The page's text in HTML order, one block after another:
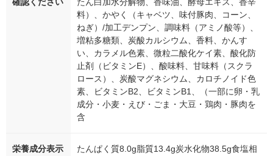
確認ください
たん白加水分解物、香味油、酵母エキス、香辛
料）、かやく（キャベツ、味付豚肉、コーン、
ねぎ）/加工デンプン、調味料（アミノ酸等）、
増粘多糖類、炭酸カルシウム、香料、かんす
い、カラメル色素、微粒二酸化ケイ素、酸化防
止剤（ビタミンE）、酸味料、甘味料（スクラ
ロース）、炭酸マグネシウム、カロチノイド色
素、ビタミンB2、ビタミンB1、（一部に卵・乳
成分・小麦・えび・ごま・大豆・鶏肉・豚肉を
含
栄養成分表示
たんぱく質8.0g脂質13.4g炭水化物38.5g食塩相